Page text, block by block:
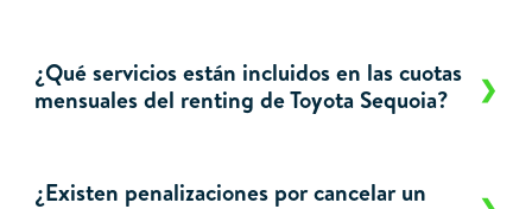
¿Qué servicios están incluidos en las cuotas
mensuales del renting de Toyota Sequoia?
¿Existen penalizaciones por cancelar un